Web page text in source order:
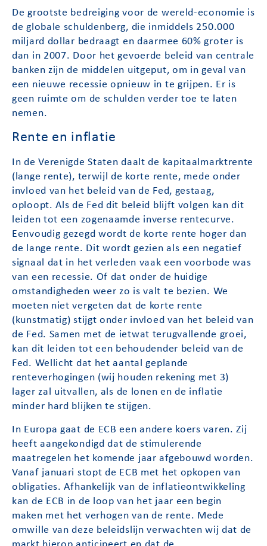
De grootste bedreiging voor de wereld-economie is
de globale schuldenberg, die inmiddels 250.000
miljard dollar bedraagt en daarmee 60% groter is
dan in 2007. Door het gevoerde beleid van centrale
banken zijn de middelen uitgeput, om in geval van
een nieuwe recessie opnieuw in te grijpen. Er is
geen ruimte om de schulden verder toe te laten
nemen.
Rente en inflatie
In de Verenigde Staten daalt de kapitaalmarktrente
(lange rente), terwijl de korte rente, mede onder
invloed van het beleid van de Fed, gestaag,
oploopt. Als de Fed dit beleid blijft volgen kan dit
leiden tot een zogenaamde inverse rentecurve.
Eenvoudig gezegd wordt de korte rente hoger dan
de lange rente. Dit wordt gezien als een negatief
signaal dat in het verleden vaak een voorbode was
van een recessie. Of dat onder de huidige
omstandigheden weer zo is valt te bezien. We
moeten niet vergeten dat de korte rente
(kunstmatig) stijgt onder invloed van het beleid van
de Fed. Samen met de ietwat terugvallende groei,
kan dit leiden tot een behoudender beleid van de
Fed. Wellicht dat het aantal geplande
renteverhogingen (wij houden rekening met 3)
lager zal uitvallen, als de lonen en de inflatie
minder hard blijken te stijgen.
In Europa gaat de ECB een andere koers varen. Zij
heeft aangekondigd dat de stimulerende
maatregelen het komende jaar afgebouwd worden.
Vanaf januari stopt de ECB met het opkopen van
obligaties. Afhankelijk van de inflatieontwikkeling
kan de ECB in de loop van het jaar een begin
maken met het verhogen van de rente. Mede
omwille van deze beleidslijn verwachten wij dat de